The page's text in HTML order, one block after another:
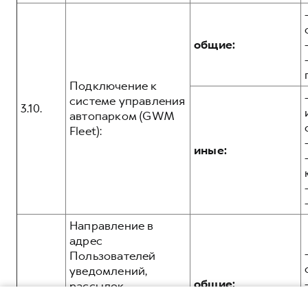
3.10.
Подключение к
системе управления
автопарком (GWM
Fleet):
общие:
иные:
Направление в
адрес
Пользователей
уведомлений,
рассылок,
общие: